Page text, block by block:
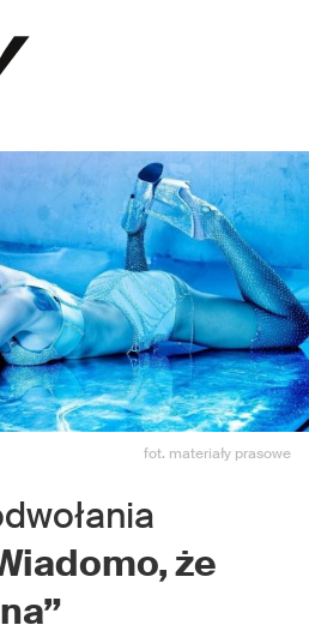
fot. materiały prasowe
że